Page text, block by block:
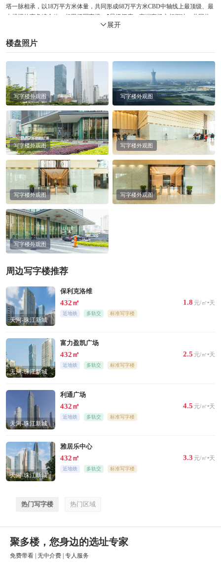
塔一脉相承，以18万平方米体量，共同形成68万平方米CBD中轴线上最顶级、最
大规模的商务综合体，超甲级写字楼、5星级酒店、高端商场交相辉映，共同构
建国际级商务平台。珠江新城中轴核心，以强大凝聚力与辐射力统御最顶级核心
资源：超甲级写字楼群、5星级酒店群、行政公馆、金融机构······璀璨集结。珠
江新城中轴核心，无疑将成为华南地区商务发展最具代表性、最具辐射力的核心
展开
楼盘照片
写字楼外观图 写字楼外观图
写字楼外观图 写字楼外观图
写字楼外观图 写字楼外观图
写字楼外观图
周边写字楼推荐
天河-珠江新城
保利克洛维
432㎡ 1.8 元/㎡•天
近地铁 多轨交 标准写字楼
天河-珠江新城
富力盈凯广场
432㎡ 2.5 元/㎡•天
近地铁 多轨交 标准写字楼
天河-珠江新城
利通广场
432㎡ 4.5 元/㎡•天
近地铁 多轨交 标准写字楼
天河-珠江新城
雅居乐中心
432㎡ 3.3 元/㎡•天
近地铁 多轨交 标准写字楼
热门写字楼 热门区域
聚多楼，您身边的选址专家
免费带看 无中介费 专人服务